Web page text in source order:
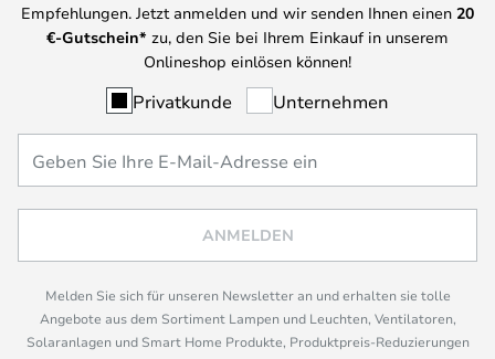
Empfehlungen. Jetzt anmelden und wir senden Ihnen einen 20
€-Gutschein* zu, den Sie bei Ihrem Einkauf in unserem
Onlineshop einlösen können!
Privatkunde Unternehmen
ANMELDEN
Melden Sie sich für unseren Newsletter an und erhalten sie tolle
Angebote aus dem Sortiment Lampen und Leuchten, Ventilatoren,
Solaranlagen und Smart Home Produkte, Produktpreis-Reduzierungen